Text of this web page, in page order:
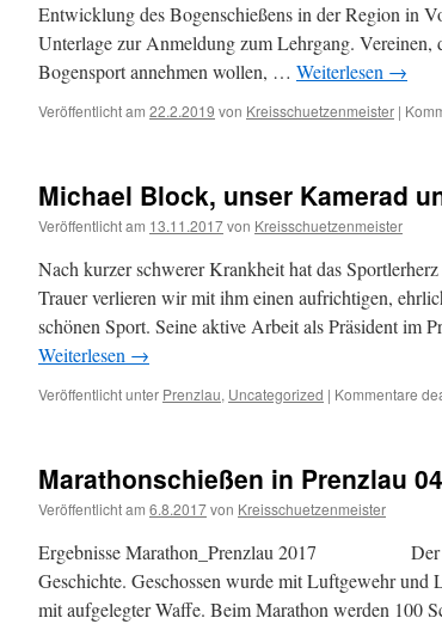
Entwicklung des Bogenschießens in der Region in
Unterlage zur Anmeldung zum Lehrgang. Vereinen,
Bogensport annehmen wollen, … Weiterlesen →
Veröffentlicht am 22.2.2019 von Kreisschuetzenmeister |
Michael Block, unser Kamerad
Veröffentlicht am 13.11.2017von Kreisschuetzenmeister
Nach kurzer schwerer Krankheit hat das
Trauer verlieren wir mit ihm einen aufrichtigen,
schönen Sport. Seine aktive Arbeit als Präsident im
Weiterlesen →
Veröffentlicht unter Prenzlau, Uncategorized | Kommentare
Marathonschießen in Prenzlau
Veröffentlicht am 6.8.2017von Kreisschuetzenmeister
Ergebnisse Marathon_Prenzlau 2017 Der
Geschichte. Geschossen wurde mit Luftgewehr und
mit aufgelegter Waffe. Beim Marathon werden 100